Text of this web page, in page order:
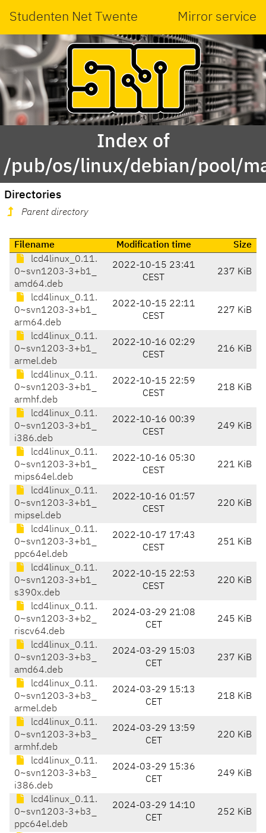
Studenten Net Twente Mirror service
Index of
/pub/os/linux/debian/pool/
Directories
Parent directory
Filename Modification time
Size
lcd4linux_0.11.
0~svn1203-3+b1_
amd64.deb
2022-10-15 23:41
CEST
237 KiB
lcd4linux_0.11.
0~svn1203-3+b1_
arm64.deb
2022-10-15 22:11
CEST
227 KiB
lcd4linux_0.11.
0~svn1203-3+b1_
armel.deb
2022-10-16 02:29
CEST
216 KiB
lcd4linux_0.11.
0~svn1203-3+b1_
armhf.deb
2022-10-15 22:59
CEST
218 KiB
lcd4linux_0.11.
0~svn1203-3+b1_
i386.deb
2022-10-16 00:39
CEST
249 KiB
lcd4linux_0.11.
0~svn1203-3+b1_
mips64el.deb
2022-10-16 05:30
CEST
221 KiB
lcd4linux_0.11.
0~svn1203-3+b1_
mipsel.deb
2022-10-16 01:57
CEST
220 KiB
lcd4linux_0.11.
0~svn1203-3+b1_
ppc64el.deb
2022-10-17 17:43
CEST
251 KiB
lcd4linux_0.11.
0~svn1203-3+b1_
s390x.deb
2022-10-15 22:53
CEST
220 KiB
lcd4linux_0.11.
0~svn1203-3+b2_
riscv64.deb
2024-03-29 21:08
CET
245 KiB
lcd4linux_0.11.
0~svn1203-3+b3_
amd64.deb
2024-03-29 15:03
CET
237 KiB
lcd4linux_0.11.
0~svn1203-3+b3_
armel.deb
2024-03-29 15:13
CET
218 KiB
lcd4linux_0.11.
0~svn1203-3+b3_
armhf.deb
2024-03-29 13:59
CET
220 KiB
lcd4linux_0.11.
0~svn1203-3+b3_
i386.deb
2024-03-29 15:36
CET
249 KiB
lcd4linux_0.11.
0~svn1203-3+b3_
ppc64el.deb
2024-03-29 14:10
CET
252 KiB